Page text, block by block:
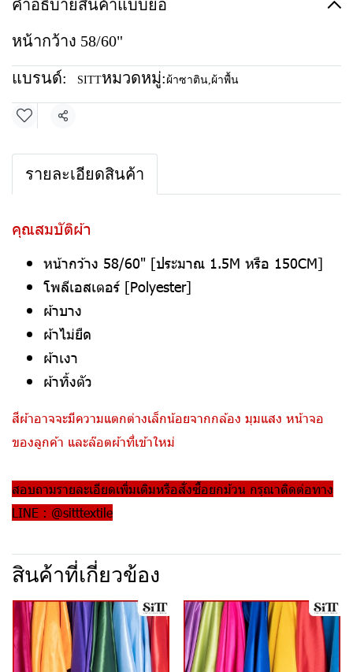
คำอธิบายสินค้าแบบย่อ
หน้ากว้าง 58/60"
แบรนด์: SITTหมวดหมู่: ผ้าซาติน,ผ้าพื้น
แชร์
รายละเอียดสินค้า
คุณสมบัติผ้า
หน้ากว้าง 58/60" [ประมาณ 1.5M หรือ 150CM]
โพลีเอสเตอร์ [Polyester]
ผ้าบาง
ผ้าไม่ยืด
ผ้าเงา
ผ้าทิ้งตัว
สีผ้าอาจจะมีความแตกต่างเล็กน้อยจากกล้อง มุมแสง หน้าจอ
ของลูกค้า และล๊อตผ้าที่เข้าใหม่
สอบถามรายละเอียดเพิ่มเติมหรือสั่งซื้อยกม้วน กรุณาติดต่อทาง
LINE : @sitttextile
สินค้าที่เกี่ยวข้อง